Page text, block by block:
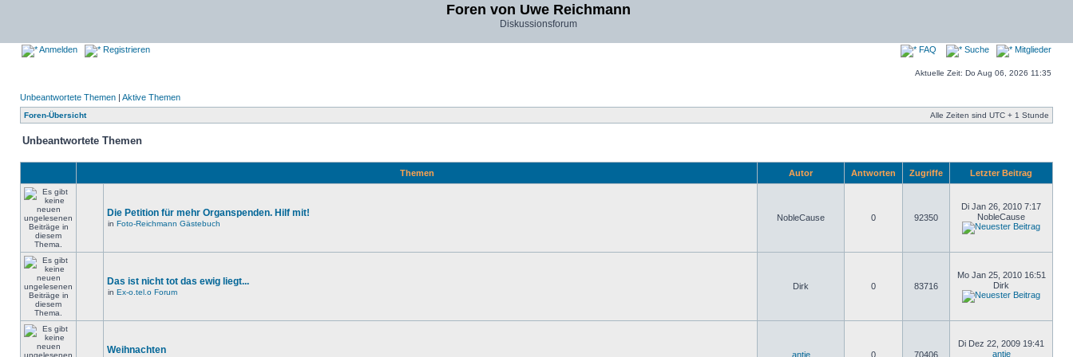
Foren von Uwe Reichmann
Diskussionsforum
Anmelden Registrieren FAQ Suche Mitglieder
Aktuelle Zeit: Do Aug 06, 2026 11:35
Unbeantwortete Themen | Aktive Themen
Foren-Übersicht Alle Zeiten sind UTC + 1 Stunde
Unbeantwortete Themen
Themen Autor Antworten Zugriffe Letzter Beitrag
Die Petition für mehr Organspenden. Hilf mit!
in Foto-Reichmann Gästebuch
NobleCause 0 92350
Di Jan 26, 2010 7:17
NobleCause
Das ist nicht tot das ewig liegt...
in Ex-o.tel.o Forum
Dirk 0 83716
Mo Jan 25, 2010 16:51
Dirk
Weihnachten antje 0 70406
Di Dez 22, 2009 19:41
antje